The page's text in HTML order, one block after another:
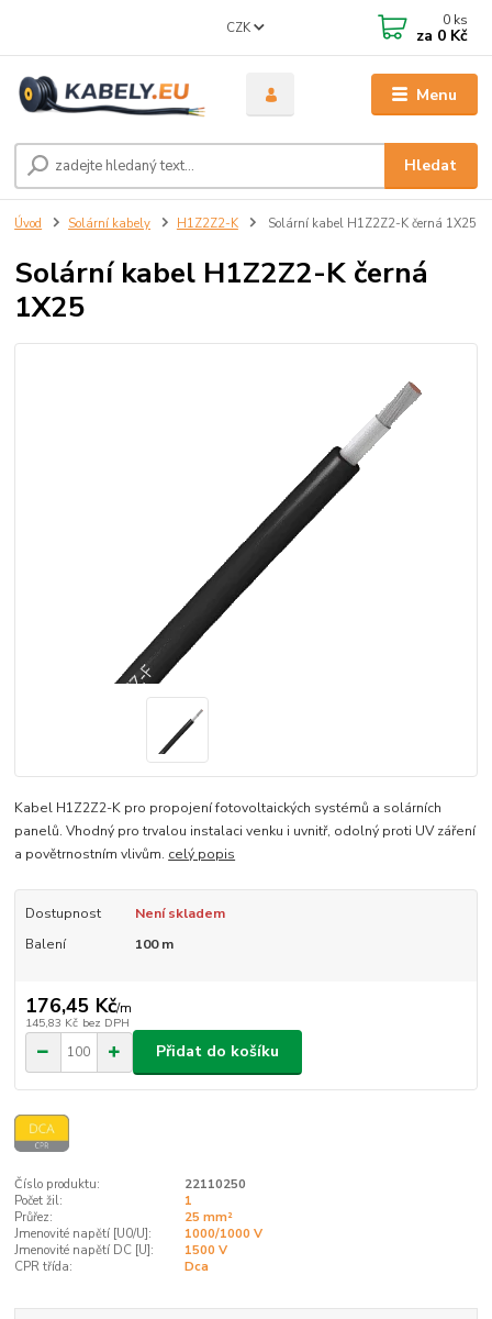
Menu
CZK
Hledat
0 ks
za 0 Kč
Úvod Solární kabely H1Z2Z2-K Solární kabel H1Z2Z2-K černá 1X25
Solární kabel H1Z2Z2-K černá
1X25
Kabel H1Z2Z2-K pro propojení fotovoltaických systémů a solárních
panelů. Vhodný pro trvalou instalaci venku i uvnitř, odolný proti UV záření
a povětrnostním vlivům. celý popis
Dostupnost
Není skladem
Balení
100 m
176,45 Kč/m
145,83 Kč bez DPH
Přidat do košíku
Číslo produktu:
22110250
Počet žil:
1
Průřez:
25 mm²
Jmenovité napětí [U0/U]:
1000/1000 V
Jmenovité napětí DC [U]:
1500 V
CPR třída:
Dca